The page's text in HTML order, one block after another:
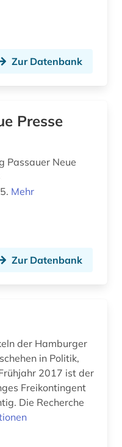
informationswissenschaft (1)Zur Datenbank
Presse
Passauer Neue
Mehr
Zur Datenbank
der Hamburger
in Politik,
2017 ist der
Freikontingent
Die Recherche